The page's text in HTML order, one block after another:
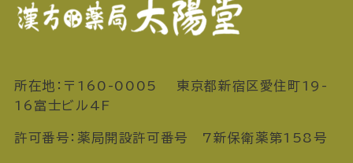
所在地：〒160-0005 東京都新宿区愛住町19-
16富士ビル4F
許可番号：薬局開設許可番号 7新保衛薬第158号